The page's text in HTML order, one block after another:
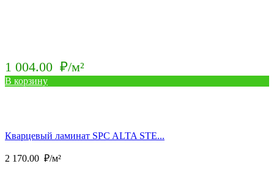
1 004.00 ₽/м²
В корзину
Кварцевый ламинат SPC ALTA STE...
2 170.00 ₽/м²